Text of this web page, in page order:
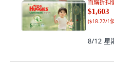
首購折扣
$1,603
($18.22/1
8/12 星